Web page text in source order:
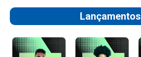
Lançamentos